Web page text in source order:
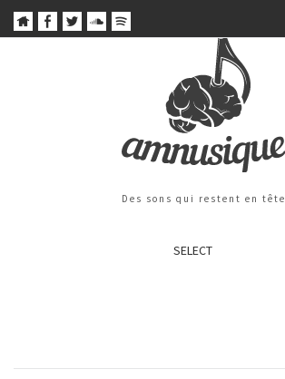
Des sons qui restent en tête
SELECT